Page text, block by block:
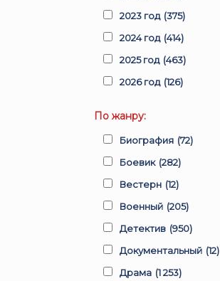
2023 год (375)
2024 год (414)
2025 год (463)
2026 год (126)
По жанру:
Биография (72)
Боевик (282)
Вестерн (12)
Военный (205)
Детектив (950)
Документальный (12)
Драма (1 253)